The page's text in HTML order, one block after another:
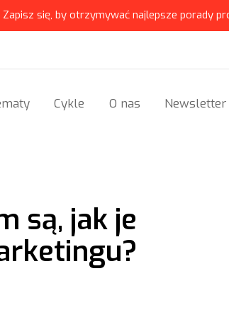
Zapisz się, by otrzymywać najlepsze porady
Cykle O nas Newsletter
są, jak je